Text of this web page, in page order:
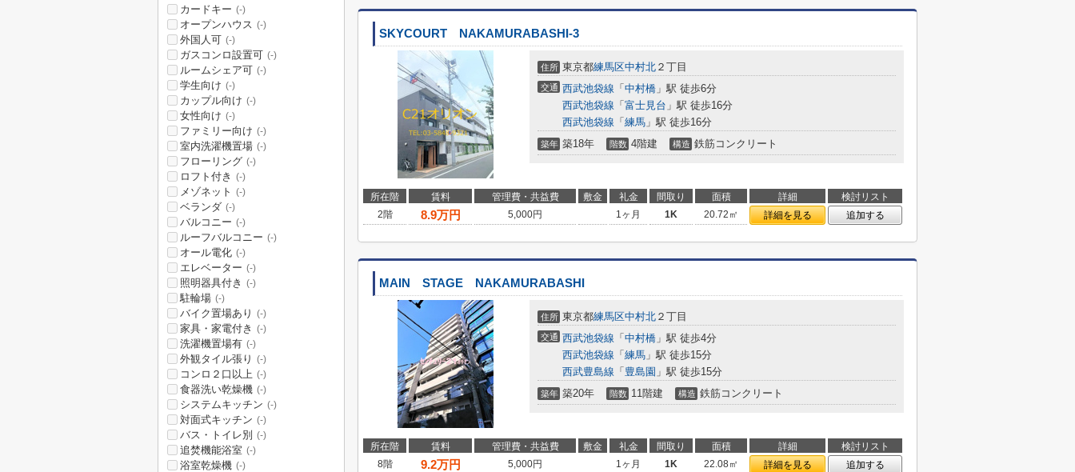
SKYCOURT NAKAMURABASHI-3
住所 東京都練馬区中村北 ２丁目
交通 西武池袋線 「 中村橋 」駅 徒歩6分
西武池袋線 「 富士見台 」駅 徒歩16分
西武池袋線 「 練馬 」駅 徒歩16分
築年 築18年 階数 4階建 構造 鉄筋コンクリート
所在階 賃料 管理費・共益費 敷金 礼金 間取り 面積 詳細
検討リスト
2階
8.9万円 5,000円 1ヶ月 1K 20.72㎡ 詳細を見る 追加する
MAIN STAGE NAKAMURABASHI
住所 東京都練馬区中村北 ２丁目
交通 西武池袋線 「 中村橋 」駅 徒歩4分
西武池袋線 「 練馬 」駅 徒歩15分
西武豊島線 「 豊島園 」駅 徒歩15分
築年 築20年 階数 11階建 構造 鉄筋コンクリート
所在階 賃料 管理費・共益費 敷金 礼金 間取り 面積 詳細
検討リスト
8階
9.2万円 5,000円 1ヶ月 1K 22.08㎡ 詳細を見る 追加する
カードキー (-)
オープンハウス (-)
外国人可 (-)
ガスコンロ設置可 (-)
ルームシェア可 (-)
学生向け (-)
カップル向け (-)
女性向け (-)
ファミリー向け (-)
室内洗濯機置場 (-)
フローリング (-)
ロフト付き (-)
メゾネット (-)
ベランダ (-)
バルコニー (-)
ルーフバルコニー (-)
オール電化 (-)
エレベーター (-)
照明器具付き (-)
駐輪場 (-)
バイク置場あり (-)
家具・家電付き (-)
洗濯機置場有 (-)
外観タイル張り (-)
コンロ２口以上 (-)
食器洗い乾燥機 (-)
システムキッチン (-)
対面式キッチン (-)
バス・トイレ別 (-)
追焚機能浴室 (-)
浴室乾燥機 (-)